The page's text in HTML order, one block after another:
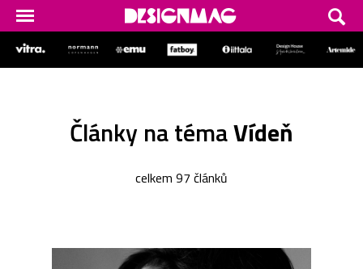
Články na témaVídeň
celkem 97 článků